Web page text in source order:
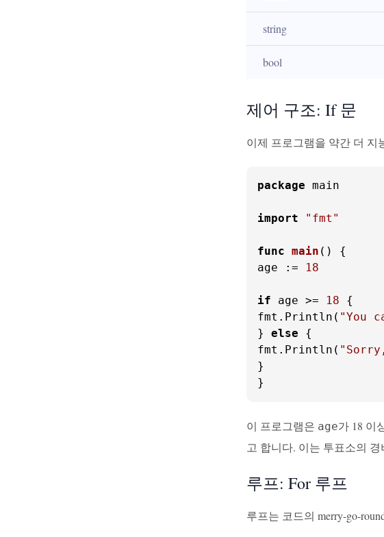
string
bool
제어 구조: If 문
이제 프로그램을 약간 더 지
package main
import "fmt"
func main ()
{
age :=
18
if age >= 18 {
fmt.Println( "You
} else {
fmt.Println(
}
}
이 프로그램은 age가 18 이
고 합니다. 이는 투표소의
루프: For 루프
루프는 코드의 merry-go-